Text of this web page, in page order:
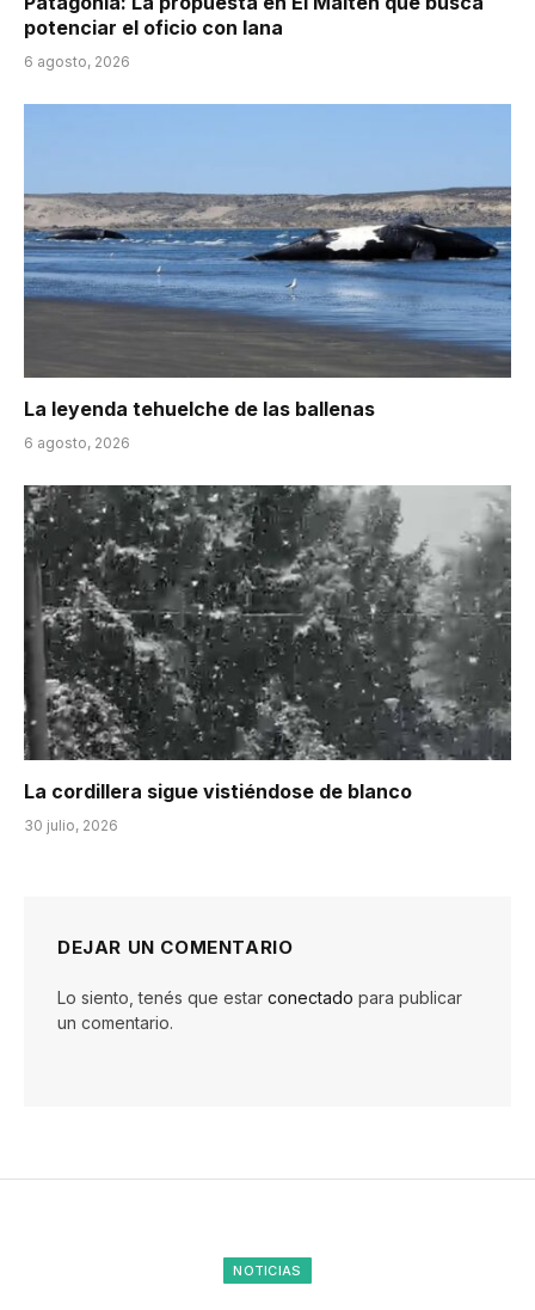
potenciar el oficio con lana
6 agosto, 2026
La leyenda tehuelche de las ballenas
6 agosto, 2026
La cordillera sigue vistiéndose de blanco
30 julio, 2026
DEJAR UN COMENTARIO
Lo siento, tenés que estar conectado para publicar
un comentario.
NOTICIAS